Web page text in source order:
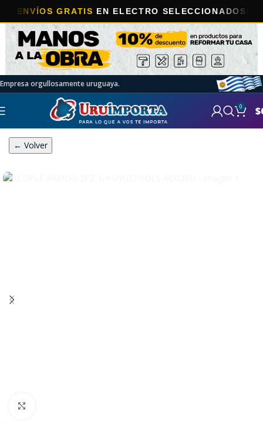
GRATISEN ELECTRO SELECCIONADOS!
Empresa orgullosamente uruguaya.
0 $
← Volver